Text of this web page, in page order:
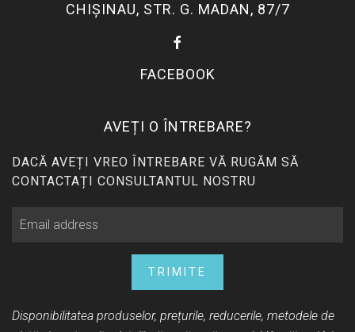
CHIŞINAU, STR. G. MADAN, 87/7
FACEBOOK
AVEȚI O ÎNTREBARE?
DACĂ AVEȚI VREO ÎNTREBARE VĂ RUGĂM SĂ
CONTACTAȚI CONSULTANTUL NOSTRU
TRIMITE
Disponibilitatea produselor, prețurile, reducerile, metodele de